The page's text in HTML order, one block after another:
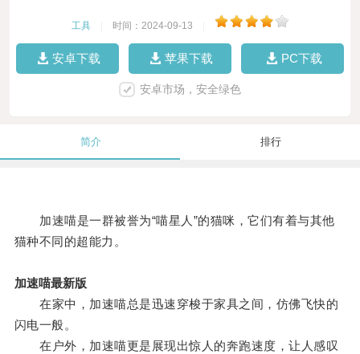
工具 时间：2024-09-13
安卓下载 苹果下载 PC下载
安卓市场，安全绿色
简介 排行
加速喵是一群被誉为“喵星人”的猫咪，它们有着与其他
猫种不同的超能力。
加速喵最新版
在家中，加速喵总是迅速穿梭于家具之间，仿佛飞快的
闪电一般。
在户外，加速喵更是展现出惊人的奔跑速度，让人感叹